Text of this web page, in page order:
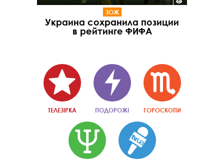
ЗОЖ
Украина сохранила позиции
в рейтинге ФИФА
ТЕЛЕЗІРКА ПОДОРОЖІ ГОРОСКОПИ